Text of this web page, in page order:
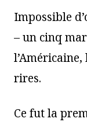
Impossible
– un cinq
rires.
Ce fut la